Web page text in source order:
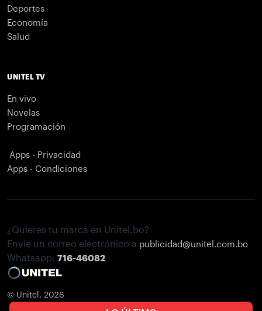
Deportes
Economía
Salud
UNITEL TV
En vivo
Novelas
Programación
Apps - Privacidad
Apps - Condiciones
¿Quieres tu marca en Unitel.bo?
Envíe un correo electrónico a publicidad@unitel.com.bo
Whatsapp: 716-46082
© Unitel. 2026